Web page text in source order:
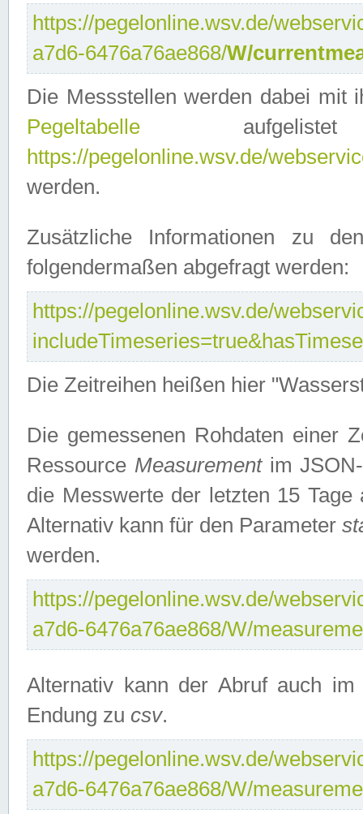
https://pegelonline.wsv.de/
a7d6-6476a76ae868/W/
Die Messstellen werden dabei mit
Pegeltabelle
https://pegelonline.wsv.de/
werden.
Zusätzliche Informationen zu
folgendermaßen abgefragt werden:
https://pegelonline.wsv.de/
Die Zeitreihen heißen hier
Die gemessenen Rohdaten einer
Ressource Measurementim JSON-
die Messwerte der letzten 15
Alternativ kann für den Parameter
werden.
https://pegelonline.wsv.de/
a7d6-6476a76ae868/W/
Alternativ kann der Abruf auch
Endung zu csv.
https://pegelonline.wsv.de/
a7d6-6476a76ae868/W/